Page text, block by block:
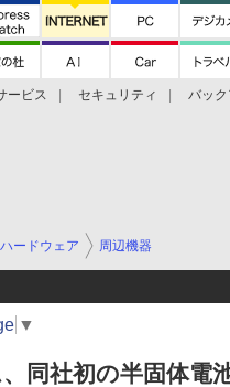
ービス セキュリティ バッ
ハードウェア 周辺機器
▼
同社初の半固体電